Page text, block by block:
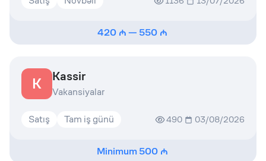
420 — 550
K Kassir
Vakansiyalar
Satış Tam iş günü 490 03/08/2026
Minimum500